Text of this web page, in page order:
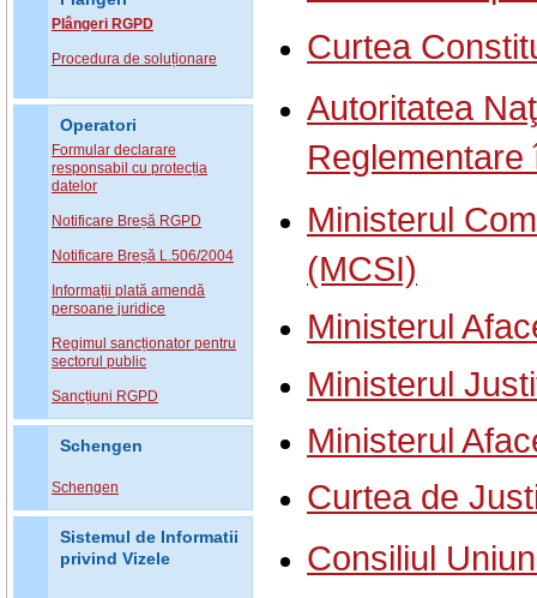
Plângeri RGPD
Procedura de soluționare
Operatori
Formular declarare
responsabil cu protecția
datelor
Notificare Breșă RGPD
Notificare Breșă L.506/2004
Informații plată amendă
persoane juridice
Regimul sancționator pentru
sectorul public
Sancțiuni RGPD
Schengen
Schengen
Sistemul de Informatii
privind Vizele
Curtea
Autoritatea
Ministerul
(MCSI)
Ministerul
Ministerul
Ministerul
Curtea de
Consiliul